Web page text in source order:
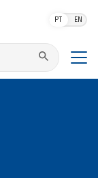
PT EN